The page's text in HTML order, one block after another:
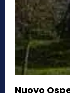
Nuovo